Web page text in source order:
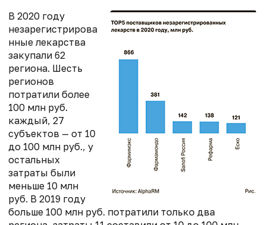
В 2020 году
незарегистрирова
нные лекарства
закупали 62
региона. Шесть
регионов
потратили более
100 млн руб.
каждый, 27
субъектов — от 10
до 100 млн руб., у
остальных
затраты были
меньше 10 млн
руб. В 2019 году
больше 100 млн руб. потратили только два